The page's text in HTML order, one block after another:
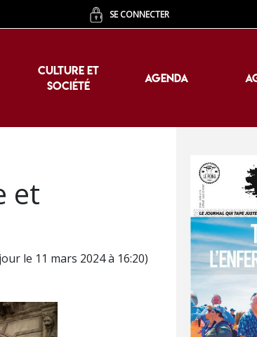
SE CONNECTER
CULTURE ET
SOCIÉTÉ
AGENDA
CULTURE ET
SOCIÉTÉ
AGENDA
et
le 11 mars 2024 à 16:20)